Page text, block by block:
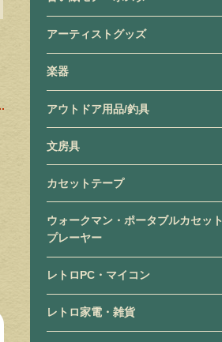
アーティストグッズ
楽器
アウトドア用品/釣具
文房具
カセットテープ
ウォークマン・ポータブルカセット
プレーヤー
レトロPC・マイコン
レトロ家電・雑貨